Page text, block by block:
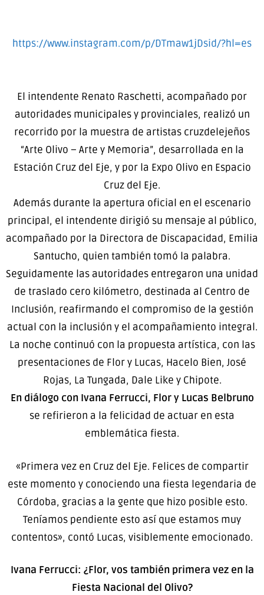
https://www.instagram.com/p/DTmaw1jDsid/?hl=es
El intendente Renato Raschetti, acompañado por
autoridades municipales y provinciales, realizó un
recorrido por la muestra de artistas cruzdelejeños
“Arte Olivo – Arte y Memoria”, desarrollada en la
Estación Cruz del Eje, y por la Expo Olivo en Espacio
Cruz del Eje.
Además durante la apertura oficial en el escenario
principal, el intendente dirigió su mensaje al público,
acompañado por la Directora de Discapacidad, Emilia
Santucho, quien también tomó la palabra.
Seguidamente las autoridades entregaron una unidad
de traslado cero kilómetro, destinada al Centro de
Inclusión, reafirmando el compromiso de la gestión
actual con la inclusión y el acompañamiento integral.
La noche continuó con la propuesta artística, con las
presentaciones de Flor y Lucas, Hacelo Bien, José
Rojas, La Tungada, Dale Like y Chipote.
En diálogo con Ivana Ferrucci, Flor y Lucas Belbruno
se refirieron a la felicidad de actuar en esta
emblemática fiesta.
«Primera vez en Cruz del Eje. Felices de compartir
este momento y conociendo una fiesta legendaria de
Córdoba, gracias a la gente que hizo posible esto.
Teníamos pendiente esto así que estamos muy
contentos», contó Lucas, visiblemente emocionado.
Ivana Ferrucci: ¿Flor, vos también primera vez en la
Fiesta Nacional del Olivo?